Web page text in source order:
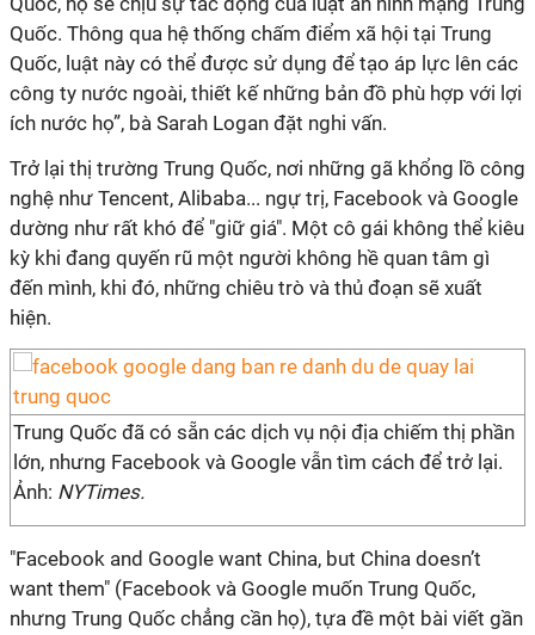
Quốc. Thông qua hệ thống chấm điểm xã hội tại Trung
Quốc, luật này có thể được sử dụng để tạo áp lực lên các
công ty nước ngoài, thiết kế những bản đồ phù hợp với lợi
ích nước họ”, bà Sarah Logan đặt nghi vấn.
Trở lại thị trường Trung Quốc, nơi những gã khổng lồ công
nghệ như Tencent, Alibaba... ngự trị, Facebook và Google
dường như rất khó để "giữ giá". Một cô gái không thể kiêu
kỳ khi đang quyến rũ một người không hề quan tâm gì
đến mình, khi đó, những chiêu trò và thủ đoạn sẽ xuất
hiện.
Trung Quốc đã có sẵn các dịch vụ nội địa chiếm thị phần
lớn, nhưng Facebook và Google vẫn tìm cách để trở lại.
Ảnh: NYTimes.
"Facebook and Google want China, but China doesn’t
want them" (Facebook và Google muốn Trung Quốc,
nhưng Trung Quốc chẳng cần họ), tựa đề một bài viết gần